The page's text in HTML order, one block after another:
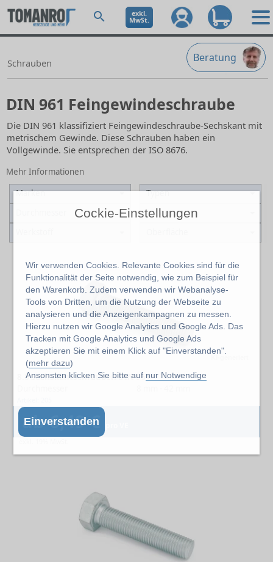
Cockie-Einstellungen
Wir verwenden Cookies. Relevante Cookies sind für die
Funktionalität der Seite notwendig, wie zum Beispiel für
den Warenkorb. Zudem verwenden wir Webanalyse-
Tools von Dritten, um die Nutzung der Webseite zu
analysieren und die Anzeigenkampagnen zu messen.
Hierzu nutzen wir Google Analytics und Google Ads. Das
Tracken mit Google Analytics und Google Ads
akzeptieren Sie mit einem Klick auf "Einverstanden".
(mehr dazu)
Ansonsten klicken Sie bitte auf nur Notwendige
Einverstanden
exkl.
MwSt.
Beratung
Schrauben
DIN 961 Feingewindeschraube
Die DIN 961 klassifiziert Feingewindeschraube-Sechskant mit
metrischem Gewinde. Diese Schrauben haben ein
Vollgewinde. Sie entsprechen der ISO 8676.
Mehr Informationen
Marken
Typen
Länge
8.8 Sechskantschrauben DIN 961
ab 6,49 €